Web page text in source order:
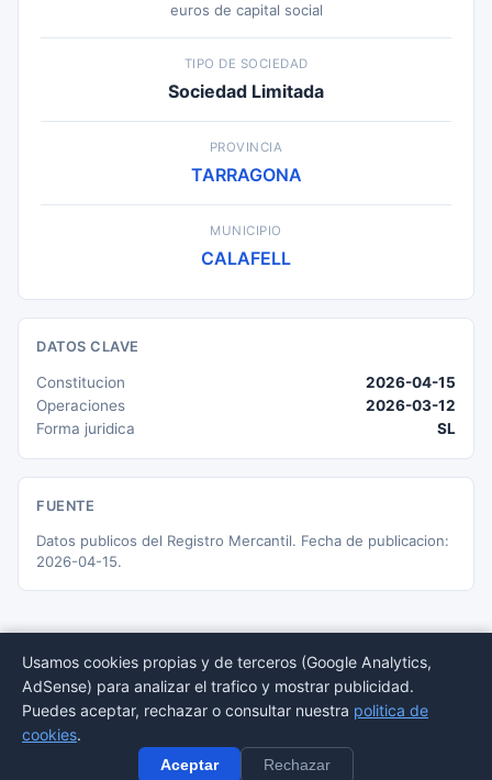
euros de capital social
TIPO DE SOCIEDAD
Sociedad Limitada
PROVINCIA
TARRAGONA
MUNICIPIO
CALAFELL
DATOS CLAVE
Constitucion
2026-04-15
Operaciones
2026-03-12
Forma juridica
SL
FUENTE
Datos publicos del Registro Mercantil. Fecha de publicacion:
2026-04-15.
© 2026 BORMEDirectorio — Datos publicos del Registro Mercantil
Provincias
legal
Usamos cookies propias y de terceros (Google Analytics,
AdSense) para analizar el trafico y mostrar publicidad.
Puedes aceptar, rechazar o consultar nuestra politica de
cookies.
Aceptar Rechazar